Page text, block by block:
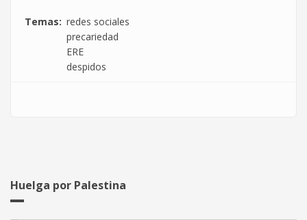
Temas
redes sociales
precariedad
ERE
despidos
Huelga por Palestina